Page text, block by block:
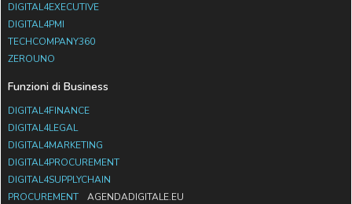
DIGITAL4EXECUTIVE
DIGITAL4PMI
TECHCOMPANY360
ZEROUNO
Funzioni di Business
DIGITAL4FINANCE
DIGITAL4LEGAL
DIGITAL4MARKETING
DIGITAL4PROCUREMENT
DIGITAL4SUPPLYCHAIN
PROCUREMENT
AGENDADIGITALE.EU